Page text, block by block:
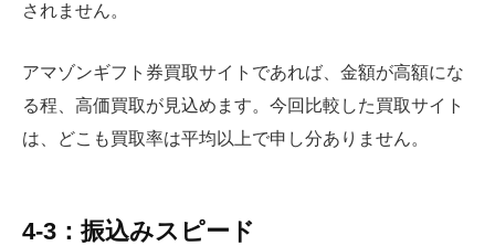
されません。
アマゾンギフト券買取サイトであれば、金額が高額にな
る程、高価買取が見込めます。今回比較した買取サイト
は、どこも買取率は平均以上で申し分ありません。
4-3：振込みスピード